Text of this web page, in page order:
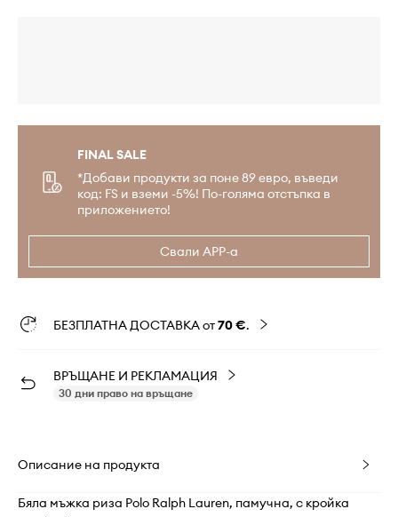
FINAL SALE
*Добави продукти за поне 89 евро, въведи
код: FS и вземи -5%! По-голяма отстъпка в
приложението!
Свали APP-а
БЕЗПЛАТНА ДОСТАВКА от70 €.
ВРЪЩАНЕ И РЕКЛАМАЦИЯ
30 дни право на връщане
Описание на продукта
Бяла мъжка риза Polo Ralph Lauren, памучна, с кройка